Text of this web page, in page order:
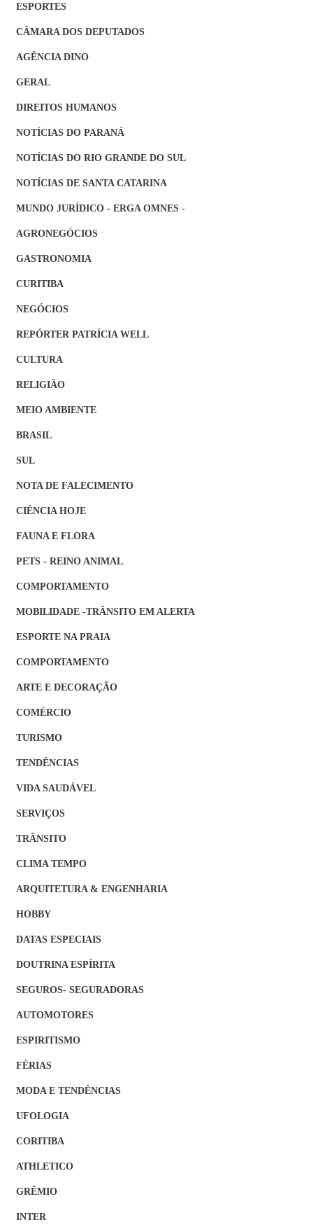
ESPORTES
CÂMARA DOS DEPUTADOS
AGÊNCIA DINO
GERAL
DIREITOS HUMANOS
NOTÍCIAS DO PARANÁ
NOTÍCIAS DO RIO GRANDE DO SUL
NOTÍCIAS DE SANTA CATARINA
MUNDO JURÍDICO - ERGA OMNES -
AGRONEGÓCIOS
GASTRONOMIA
CURITIBA
NEGÓCIOS
REPÓRTER PATRÍCIA WELL
CULTURA
RELIGIÃO
MEIO AMBIENTE
BRASIL
SUL
NOTA DE FALECIMENTO
CIÊNCIA HOJE
FAUNA E FLORA
PETS - REINO ANIMAL
COMPORTAMENTO
MOBILIDADE -TRÂNSITO EM ALERTA
ESPORTE NA PRAIA
COMPORTAMENTO
ARTE E DECORAÇÃO
COMÉRCIO
TURISMO
TENDÊNCIAS
VIDA SAUDÁVEL
SERVIÇOS
TRÂNSITO
CLIMA TEMPO
ARQUITETURA & ENGENHARIA
HOBBY
DATAS ESPECIAIS
DOUTRINA ESPÍRITA
SEGUROS- SEGURADORAS
AUTOMOTORES
ESPIRITISMO
FÉRIAS
MODA E TENDÊNCIAS
UFOLOGIA
CORITIBA
ATHLETICO
GRÊMIO
INTER